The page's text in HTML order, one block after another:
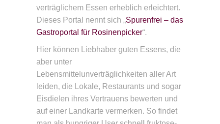
verträglichem Essen erheblich erleichtert.
Dieses Portal nennt sich „Spurenfrei – das
Gastroportal für Rosinenpicker“.
Hier können Liebhaber guten Essens, die
aber unter
Lebensmittelunverträglichkeiten aller Art
leiden, die Lokale, Restaurants und sogar
Eisdielen ihres Vertrauens bewerten und
auf einer Landkarte vermerken. So findet